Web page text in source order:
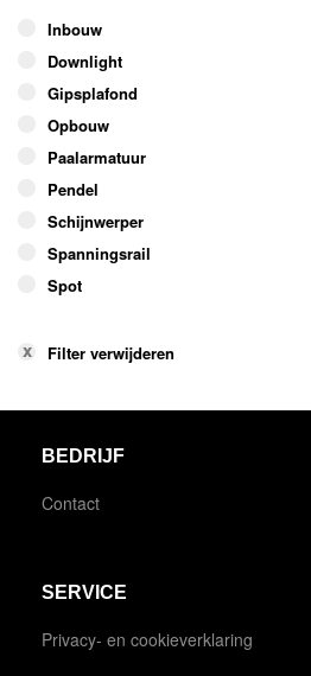
Inbouw
Downlight
Gipsplafond
Opbouw
Paalarmatuur
Pendel
Schijnwerper
Spanningsrail
Spot
Filter verwijderen
BEDRIJF
Contact
SERVICE
Privacy- en cookieverklaring